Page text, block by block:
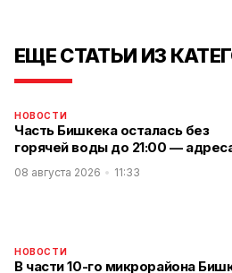
ЕЩЕ СТАТЬИ ИЗ
НОВОСТИ
Часть Бишкека осталась без
горячей воды до 21:00 —
08 августа 2026 11:33
НОВОСТИ
В части 10-го микрорайона